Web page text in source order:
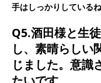
手はしっかりしているね
Q5.酒田様と生
し、素晴らしい
じました。意識